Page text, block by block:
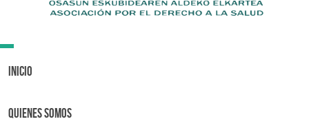
Toggle
Inicio
Quienes Somos